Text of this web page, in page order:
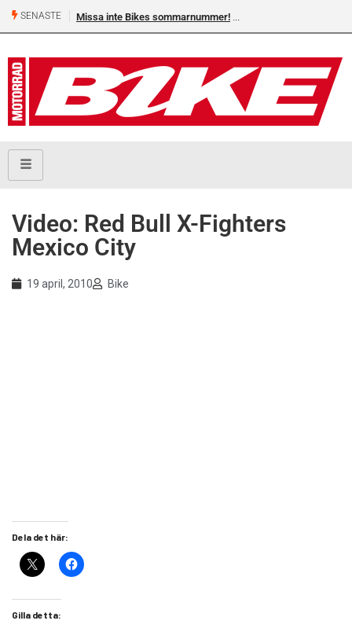
SENASTE Missa inte Bikes sommarnummer!
Video: Red Bull X-Fighters
Mexico City
19 april, 2010 Bike
Dela det här:
Gilla detta: